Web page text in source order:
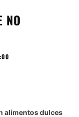
NO
alimentos dulces